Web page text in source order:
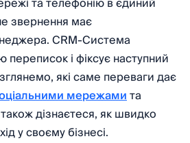
звернення має
CRM-Система
переписок і фіксує наступний
які саме переваги дає
мережамита
дізнаєтеся, як швидко
у своєму бізнесі.